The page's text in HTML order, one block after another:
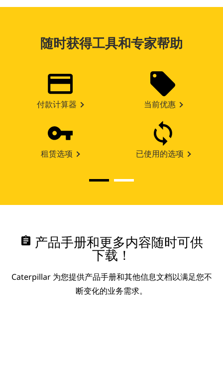
随时获得工具和专家帮助
付款计算器 当前优惠
租赁选项 已使用的选项
assignment 产品手册和更多内容随时可供
下载！
Caterpillar 为您提供产品手册和其他信息文档以满足您不
断变化的业务需求。